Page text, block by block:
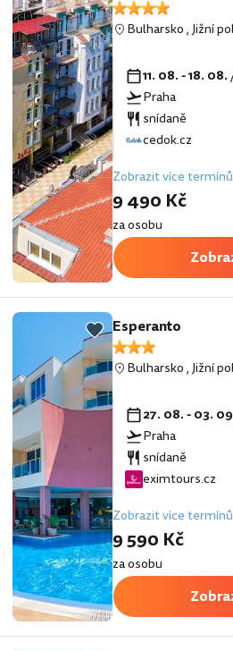
Bulharsko,Jižní
11. 08. - 18. 08.
Praha
snídaně
cedok.cz
Zobrazit více
9 490 Kč
za osobu
Esperanto
Bulharsko,Jižní
27. 08. - 03.
Praha
snídaně
eximtours.cz
Zobrazit více
9 590 Kč
za osobu